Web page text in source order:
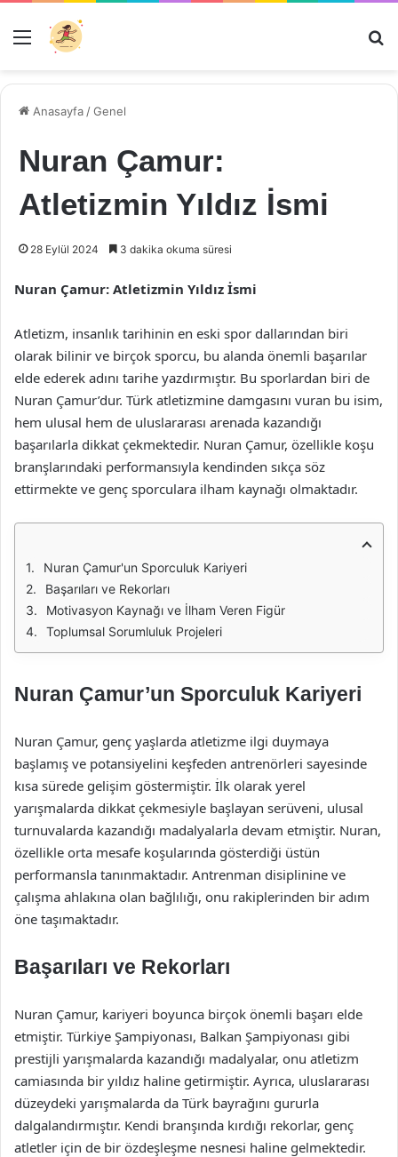
Menü
Anasayfa /Genel
Nuran Çamur:
Atletizmin Yıldız İsmi
28 Eylül 2024 3 dakika okuma süresi
Nuran Çamur: Atletizmin Yıldız İsmi
Atletizm, insanlık tarihinin en eski spor dallarından biri
olarak bilinir ve birçok sporcu, bu alanda önemli başarılar
elde ederek adını tarihe yazdırmıştır. Bu sporlardan biri de
Nuran Çamur’dur. Türk atletizmine damgasını vuran bu isim,
hem ulusal hem de uluslararası arenada kazandığı
başarılarla dikkat çekmektedir. Nuran Çamur, özellikle koşu
branşlarındaki performansıyla kendinden sıkça söz
ettirmekte ve genç sporculara ilham kaynağı olmaktadır.
Nuran Çamur'un Sporculuk Kariyeri
Başarıları ve Rekorları
Motivasyon Kaynağı ve İlham Veren Figür
Toplumsal Sorumluluk Projeleri
Nuran Çamur’un Sporculuk Kariyeri
Nuran Çamur, genç yaşlarda atletizme ilgi duymaya
başlamış ve potansiyelini keşfeden antrenörleri sayesinde
kısa sürede gelişim göstermiştir. İlk olarak yerel
yarışmalarda dikkat çekmesiyle başlayan serüveni, ulusal
turnuvalarda kazandığı madalyalarla devam etmiştir. Nuran,
özellikle orta mesafe koşularında gösterdiği üstün
performansla tanınmaktadır. Antrenman disiplinine ve
çalışma ahlakına olan bağlılığı, onu rakiplerinden bir adım
öne taşımaktadır.
Başarıları ve Rekorları
Nuran Çamur, kariyeri boyunca birçok önemli başarı elde
etmiştir. Türkiye Şampiyonası, Balkan Şampiyonası gibi
prestijli yarışmalarda kazandığı madalyalar, onu atletizm
camiasında bir yıldız haline getirmiştir. Ayrıca, uluslararası
düzeydeki yarışmalarda da Türk bayrağını gururla
dalgalandırmıştır. Kendi branşında kırdığı rekorlar, genç
atletler için de bir özdeşleşme nesnesi haline gelmektedir.